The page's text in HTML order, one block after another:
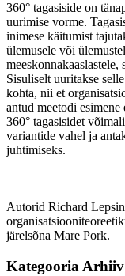
360° tagasiside on
uurimise vorme.
inimese käitumist
ülemusele või
Sisuliselt uuritakse
kohta, nii et
antud meetodi
360° tagasisidet
variantide vahel ja
juhtimiseks.
Autorid Richard
järelsõna Mare Pork.
Kategooria Arhiiv